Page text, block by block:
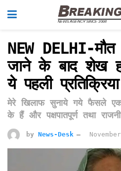
NEW DELHI-
जाने के बाद शेख
ये पहली प्रतिक्रिया
मेरे खिलाफ सुनाये गये फैसले एक
के हैं और पक्षपातपूर्ण तथा
by News-Desk